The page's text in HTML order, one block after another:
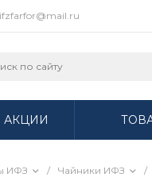
ifzfarfor@mail.ru
АКЦИИ
ИФЗ / Чайники ИФЗ /